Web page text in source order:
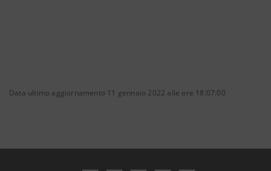
Data ultimo aggiornamento 11 gennaio 2022 alle ore 18:07:00